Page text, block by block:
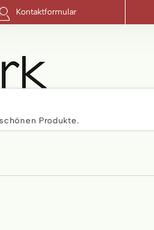
Kontaktformular
Produkte.